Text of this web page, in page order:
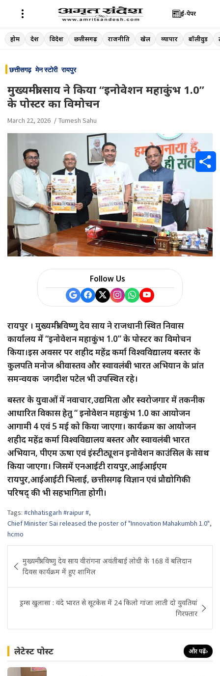
Skip
to
ई-पेपर
होम देश विदेश छत्तीसगढ़ राजनीति खेल व्यापार बॉलीवुड
छत्तीसगढ़ मेन स्टोरी रायपुर
मुख्यमंत्री साय ने किया “इनोवेशन महाकुंभ 1.0”
के पोस्टर का विमोचन
March 22, 2026 Tumesh Sahu
Follow Us
रायपुर । मुख्यमंत्री विष्णु देव साय ने राजधानी स्थित निवास
कार्यालय में “इनोवेशन महाकुंभ 1.0” के पोस्टर का विमोचन
किया।इस अवसर पर शहीद महेंद्र कर्मा विश्वविद्यालय बस्तर के
कुलपति मनोज श्रीवास्तव और स्वावलंबी भारत अभियान के प्रांत
समन्वयक जगदीश पटेल भी उपस्थित रहे।
बस्तर के युवाओं में नवाचार,उद्यमिता और स्वरोजगार में तकनीक
आधारित विकास हेतु “ इनोवेशन महाकुंभ 1.0 का आयोजन
आगामी 4 एवं 5 मई को किया जाएगा। कार्यक्रम का आयोजन
शहीद महेंद्र कर्मा विश्वविद्यालय बस्तर और स्वावलंबी भारत
अभियान, पीएम ऊषा एवं इंस्टीट्यूशन इनोवेशन काउंसिल के साथ
किया जाएगा। जिसमें एनआईटी रायपुर,आईआईएम
रायपुर,आईआईटी भिलाई, छत्तीसगढ़ विज्ञान एवं प्रौद्योगिकी
परिषद् की भी सहभागिता होगी।
Tags: #chhatisgarh #raipur #,
Chief Minister Sai released the poster of "Innovation Mahakumbh 1.0",
hcmo
navigation
मुख्यमंत्री विष्णु देव साय वीरांगना अवंतीबाई लोधी के 168 वें बलिदान
दिवस कार्यक्रम में हुए शामिल
ड्रग्स खुलासा : वंदे भारत से सूटकेस में 24 किलो गांजा लाती दो युवतियां
गिरफ्तार
लेटेस्ट पोस्ट और पढ़ें›
h
r